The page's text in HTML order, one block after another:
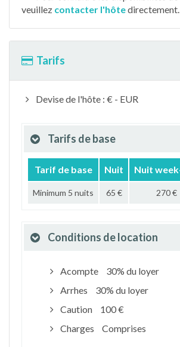
veuillez contacter l'hôtedirectement.
Tarifs
Devise de l'hôte : € - EUR
Tarifs de base
Tarif de base Nuit Nuit
Minimum 5 nuits 65 € 270 €
Conditions de location
Acompte
30% du loyer
Arrhes
30% du loyer
Caution
100 €
Charges
Comprises